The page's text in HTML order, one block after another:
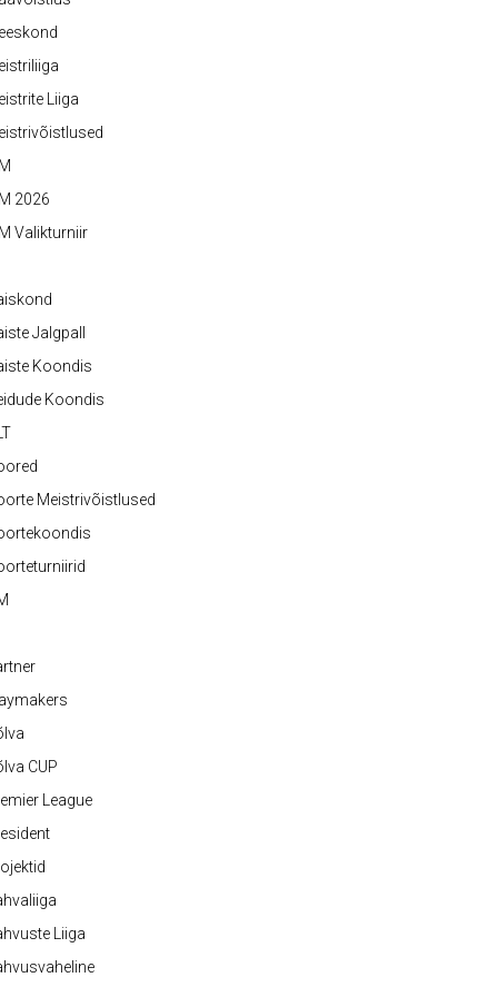
Liiga
2026
Valikturniir
Jalgpall
Koondis
Koondis
Meistrivõistlused
CUP
League
Liiga